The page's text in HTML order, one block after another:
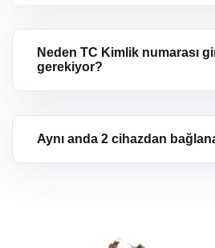
Neden TC Kimlik numarası
gerekiyor?
Aynı anda 2 cihazdan